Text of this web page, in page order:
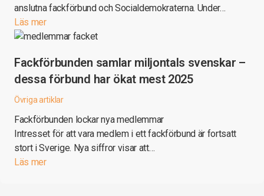
anslutna fackförbund och Socialdemokraterna. Under…
Läs mer
Fackförbunden samlar miljontals svenskar –
dessa förbund har ökat mest 2025
Övriga artiklar
Fackförbunden lockar nya medlemmar
Intresset för att vara medlem i ett fackförbund är fortsatt
stort i Sverige. Nya siffror visar att…
Läs mer